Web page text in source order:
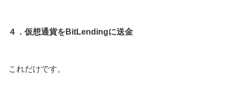
４．仮想通貨をBitLendingに送金
これだけです。